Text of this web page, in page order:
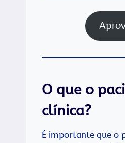
O que o
clínica?
É importante que o